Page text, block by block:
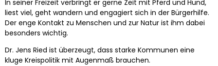
In seiner Freizeit verbringt er gerne Zeit mit Pferd und Hund,
liest viel, geht wandern und engagiert sich in der Bürgerhilfe.
Der enge Kontakt zu Menschen und zur Natur ist ihm dabei
besonders wichtig.
Dr. Jens Ried ist überzeugt, dass starke Kommunen eine
kluge Kreispolitik mit Augenmaß brauchen.